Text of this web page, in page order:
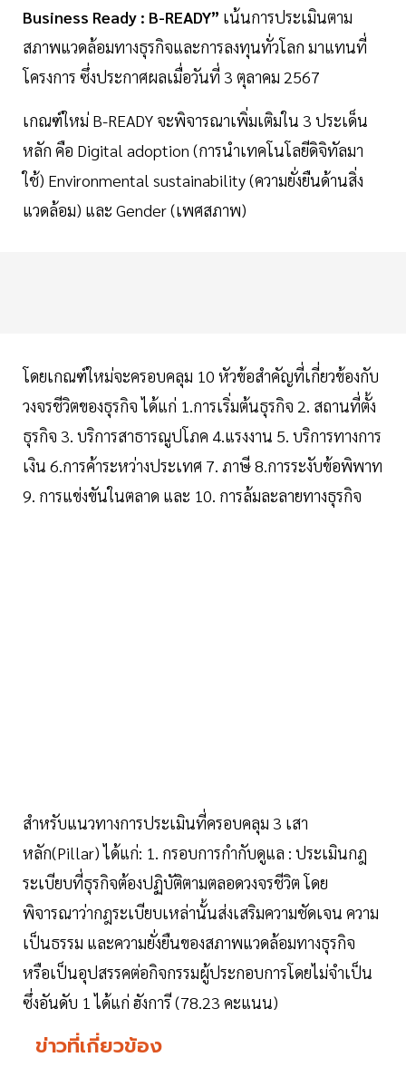
Business Ready : B-READY” เน้นการประเมินตาม
สภาพแวดล้อมทางธุรกิจและการลงทุนทั่วโลก มาแทนที่
โครงการ ซึ่งประกาศผลเมื่อวันที่ 3 ตุลาคม 2567
เกณฑ์ใหม่ B-READY จะพิจารณาเพิ่มเติมใน 3 ประเด็น
หลัก คือ Digital adoption (การนำเทคโนโลยีดิจิทัลมา
ใช้) Environmental sustainability (ความยั่งยืนด้านสิ่ง
แวดล้อม) และ Gender (เพศสภาพ)
โดยเกณฑ์ใหม่จะครอบคลุม 10 หัวข้อสำคัญที่เกี่ยวข้องกับ
วงจรชีวิตของธุรกิจ ได้แก่ 1.การเริ่มต้นธุรกิจ 2. สถานที่ตั้ง
ธุรกิจ 3. บริการสาธารณูปโภค 4.แรงงาน 5. บริการทางการ
เงิน 6.การค้าระหว่างประเทศ 7. ภาษี 8.การระงับข้อพิพาท
9. การแข่งขันในตลาด และ 10. การล้มละลายทางธุรกิจ
สำหรับแนวทางการประเมินที่ครอบคลุม 3 เสา
หลัก(Pillar) ได้แก่: 1. กรอบการกำกับดูแล : ประเมินกฎ
ระเบียบที่ธุรกิจต้องปฏิบัติตามตลอดวงจรชีวิต โดย
พิจารณาว่ากฎระเบียบเหล่านั้นส่งเสริมความชัดเจน ความ
เป็นธรรม และความยั่งยืนของสภาพแวดล้อมทางธุรกิจ
หรือเป็นอุปสรรคต่อกิจกรรมผู้ประกอบการโดยไม่จำเป็น
ซึ่งอันดับ 1 ได้แก่ ฮังการี (78.23 คะแนน)
ข่าวที่เกี่ยวข้อง